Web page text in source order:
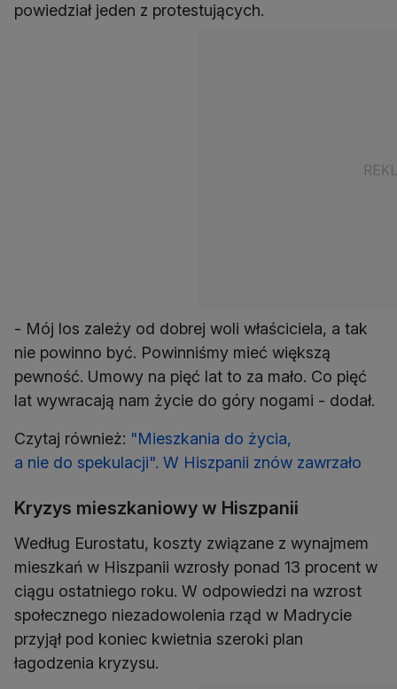
powiedział jeden z protestujących.
- Mój los zależy od dobrej woli właściciela, a tak
nie powinno być. Powinniśmy mieć większą
pewność. Umowy na pięć lat to za mało. Co pięć
lat wywracają nam życie do góry nogami - dodał.
Czytaj również: "Mieszkania do życia,
a nie do spekulacji". W Hiszpanii znów zawrzało
Kryzys mieszkaniowy w Hiszpanii
Według Eurostatu, koszty związane z wynajmem
mieszkań w Hiszpanii wzrosły ponad 13 procent w
ciągu ostatniego roku. W odpowiedzi na wzrost
społecznego niezadowolenia rząd w Madrycie
przyjął pod koniec kwietnia szeroki plan
łagodzenia kryzysu.